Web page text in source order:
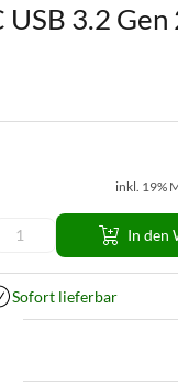
3.2 Gen
inkl. 19%
In den
Sofort lieferbar